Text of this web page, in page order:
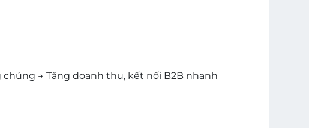
→ Tăng doanh thu, kết nối B2B nhanh